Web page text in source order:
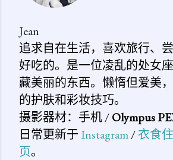
Jean
追求自在生活，喜欢旅行、
好吃的。是一位凌乱的处女
藏美丽的东西。懒惰但爱美
的护肤和彩妆技巧。
摄影器材：手机 /Olympus
日常更新于 Instagram/衣食
页。